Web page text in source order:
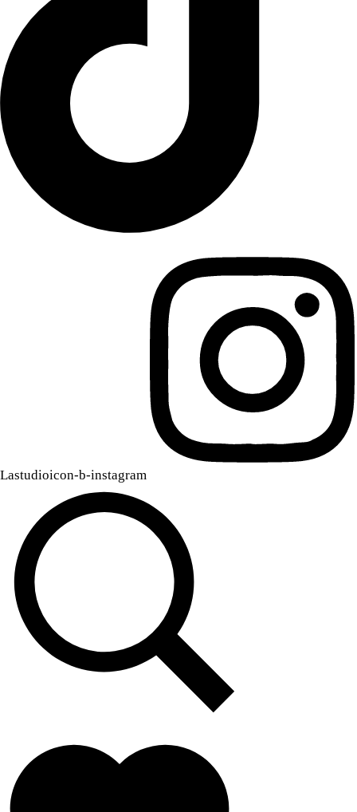
Lastudioicon-b-instagram